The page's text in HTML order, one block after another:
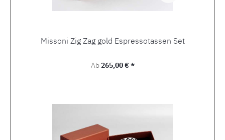
Missoni Zig Zag gold Espressotassen Set
Regulärer Preis:
Ab265,00 € *